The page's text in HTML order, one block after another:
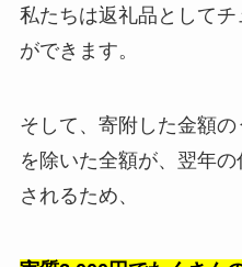
私たちは返礼品として
ができます。
そして、寄附した金額
を除いた全額が、翌年
されるため、